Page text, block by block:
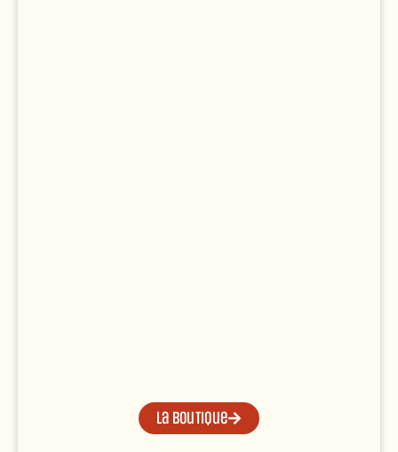
La boutique